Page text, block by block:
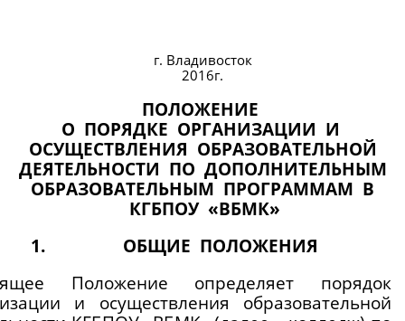
г. Владивосток
2016г.
ПОЛОЖЕНИЕ
О  ПОРЯДКЕ  ОРГАНИЗАЦИИ  И
ОСУЩЕСТВЛЕНИЯ  ОБРАЗОВАТЕЛЬНОЙ
ДЕЯТЕЛЬНОСТИ  ПО  ДОПОЛНИТЕЛЬНЫМ
ОБРАЗОВАТЕЛЬНЫМ  ПРОГРАММАМ  В
КГБПОУ  «ВБМК»
ОБЩИЕ  ПОЛОЖЕНИЯ
Положение определяет порядок
и осуществления образовательной